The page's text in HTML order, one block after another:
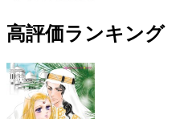
高評価ランキング